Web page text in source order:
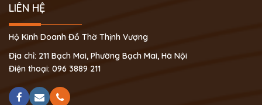
LIÊN HỆ
Hộ Kinh Doanh Đồ Thờ Thịnh Vượng
Địa chỉ: 211 Bạch Mai, Phường Bạch Mai, Hà Nội
Điện thoại: 096 3889 211